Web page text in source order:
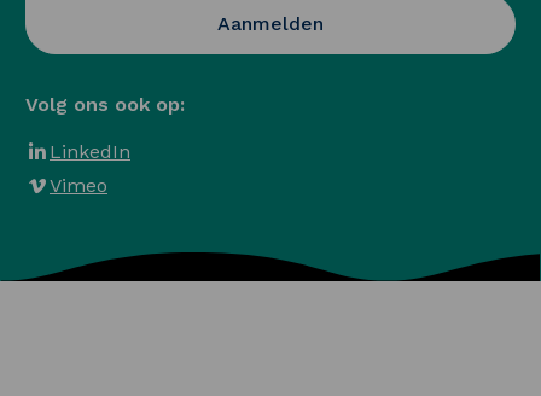
Volg ons ook op:
LinkedIn
Vimeo
Aanmelden Opent in een nieuwe